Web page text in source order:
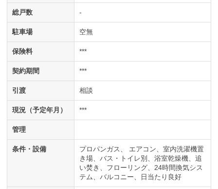
総戸数 -
駐車場 空無
保険料 ***
契約期間 ***
引渡 相談
現況（予定年月） ***
管理
条件・設備 プロパンガス エアコン
室内洗濯機置
き場
バス・トイレ別 浴室乾燥機
追
い焚き
フローリング
24時間換気シス
テム
バルコニー 日当たり良好